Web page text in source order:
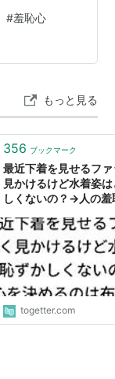
場し、2009年1
リーダー
,島田紳助,高原兄
が対応して
て来た頃から
タッフが関わ
うしています
#羞恥心
もっと見る
356 ブックマーク
最近下着を見せるフ
見かけるけど水着姿
しくないの？→人の
togetter.com